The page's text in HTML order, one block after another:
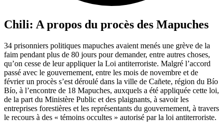
Chili: A propos du procès des Mapuches
34 prisonniers politiques mapuches avaient menés une grève de la
faim pendant plus de 80 jours pour demander, entre autres choses,
qu’on cesse de leur appliquer la Loi antiterroriste. Malgré l’accord
passé avec le gouvernement, entre les mois de novembre et de
février un procès s’est déroulé dans la ville de Cañete, région du Bío
Bío, à l’encontre de 18 Mapuches, auxquels a été appliquée cette loi,
de la part du Ministère Public et des plaignants, à savoir les
entreprises forestières et les représentants du gouvernement, à travers
le recours à des « témoins occultes » autorisé par la loi antiterroriste.